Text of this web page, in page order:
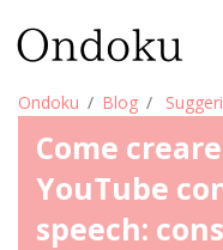
Ondoku Blog
Come
YouTube
speech: